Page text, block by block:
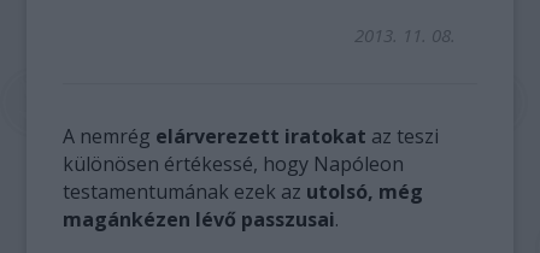
2013. 11. 08.
A nemrég elárverezett iratokat az teszi
különösen értékessé, hogy Napóleon
testamentumának ezek az utolsó, még
magánkézen lévő passzusai.